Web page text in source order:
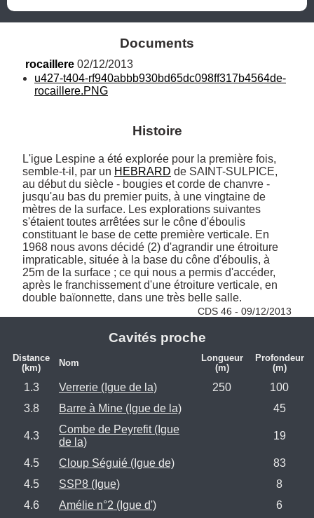
Documents
rocaillere 02/12/2013
u427-t404-rf940abbb930bd65dc098ff317b4564de-
rocaillere.PNG
Histoire
L'igue Lespine a été explorée pour la première fois,
semble-t-il, par un HEBRARD de SAINT-SULPICE,
au début du siècle - bougies et corde de chanvre -
jusqu'au bas du premier puits, à une vingtaine de
mètres de la surface. Les explorations suivantes
s'étaient toutes arrêtées sur le cône d'éboulis
constituant le base de cette première verticale. En
1968 nous avons décidé (2) d'agrandir une étroiture
impraticable, située à la base du cône d'éboulis, à
25m de la surface ; ce qui nous a permis d'accéder,
après le franchissement d'une étroiture verticale, en
double baïonnette, dans une très belle salle.
CDS 46 - 09/12/2013
Cavités proche
Distance
(km)
Nom
Longueur
(m)
Profondeur
(m)
1.3 Verrerie (Igue de la) 250
100
3.8
Barre à Mine (Igue de la) 45
4.3
Combe de Peyrefit (Igue
de la)
19
4.5 Cloup Séguié (Igue de)
83
4.5
SSP8 (Igue)
8
4.6
Amélie n°2 (Igue d') 6